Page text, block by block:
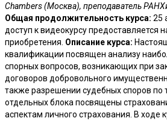
Chambers (Москва), преподаватель
Общая продолжительность курса: 25
доступ к видеокурсу предоставляется
приобретения. Описание курса:
квалификации посвящен анализу
спорных вопросов, возникающих при
договоров добровольного
также разрешении судебных споров по
отдельных блока посвящены
аспектам личного страхования. В ходе